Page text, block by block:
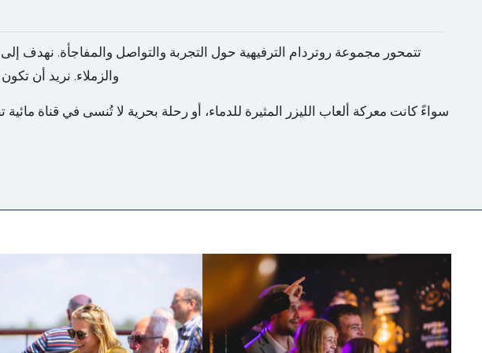
تتمحور مجموعة روتردام الترفيهية حول التجربة والتواصل والمفاجأة. نهدف
والزملاء. نريد أن
سواءً كانت معركة ألعاب الليزر المثيرة للدماء، أو رحلة بحرية لا تُنسى في قناة